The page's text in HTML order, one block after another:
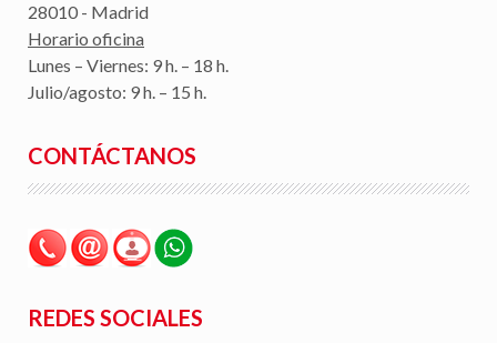
28010 - Madrid
Horario oficina
Lunes – Viernes: 9 h. – 18 h.
Julio/agosto: 9 h. – 15 h.
CONTÁCTANOS
REDES SOCIALES